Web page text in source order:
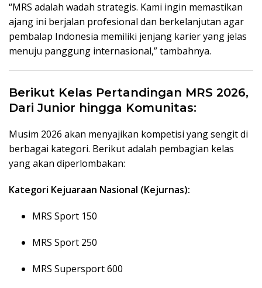
“MRS adalah wadah strategis. Kami ingin memastikan
ajang ini berjalan profesional dan berkelanjutan agar
pembalap Indonesia memiliki jenjang karier yang jelas
menuju panggung internasional,” tambahnya.
Berikut Kelas Pertandingan MRS 2026,
Dari Junior hingga Komunitas:
Musim 2026 akan menyajikan kompetisi yang sengit di
berbagai kategori. Berikut adalah pembagian kelas
yang akan diperlombakan:
Kategori Kejuaraan Nasional (Kejurnas):
MRS Sport 150
MRS Sport 250
MRS Supersport 600